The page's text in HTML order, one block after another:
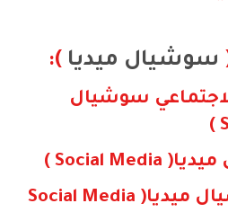
سوشيال ميديا ):
سوشيال
٣- اعلانات الـسوشيال ميديا( Social Media